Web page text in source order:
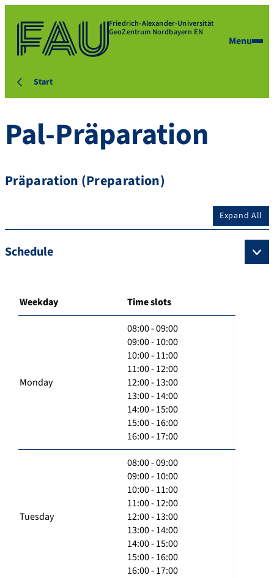
Friedrich-Alexander-Universität
GeoZentrum Nordbayern EN
Menu
Start
Pal-Präparation
Präparation (Preparation)
Expand All
Schedule
Weekday Time slots
Monday
08:00 - 09:00
09:00 - 10:00
10:00 - 11:00
11:00 - 12:00
12:00 - 13:00
13:00 - 14:00
14:00 - 15:00
15:00 - 16:00
16:00 - 17:00
Tuesday
08:00 - 09:00
09:00 - 10:00
10:00 - 11:00
11:00 - 12:00
12:00 - 13:00
13:00 - 14:00
14:00 - 15:00
15:00 - 16:00
16:00 - 17:00